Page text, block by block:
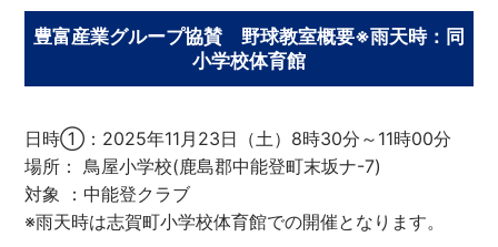
豊富産業グループ協賛 野球教室概要※雨天時：同
小学校体育館
日時①：2025年11月23日（土）8時30分～11時00分
場所： 鳥屋小学校(鹿島郡中能登町末坂ナ-7)
対象 ：中能登クラブ
※雨天時は志賀町小学校体育館での開催となります。